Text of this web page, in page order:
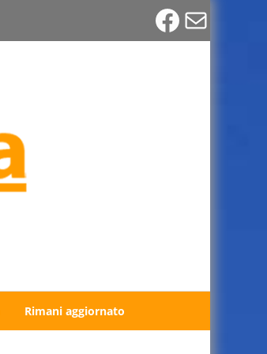
Email
Rimani aggiornato